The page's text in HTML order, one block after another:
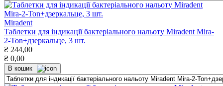
Miradent
Таблетки для індикації бактеріального нальоту Miradent Mira-
2-Ton+дзеркальце, 3 шт.
₴ 244,00
₴ 0,00
В кошик